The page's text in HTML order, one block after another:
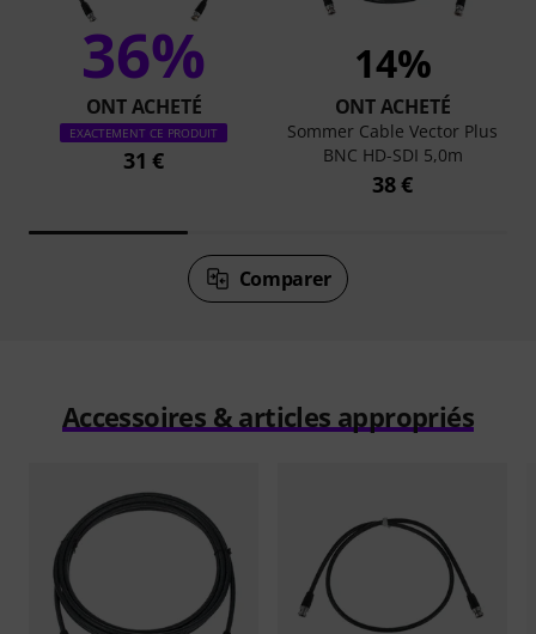
36%
ONT ACHETÉ
EXACTEMENT CE PRODUIT
31 €
14%
ONT ACHETÉ
Sommer Cable Vector Plus
BNC HD-SDI 5,0m
38 €
Comparer
Accessoires & articles appropriés